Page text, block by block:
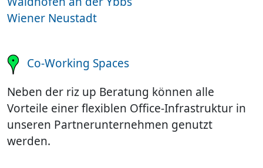
Wiener Neustadt
Co-Working Spaces
Neben der riz up Beratung können alle
Vorteile einer flexiblen Office-Infrastruktur in
unseren Partnerunternehmen genutzt
werden.